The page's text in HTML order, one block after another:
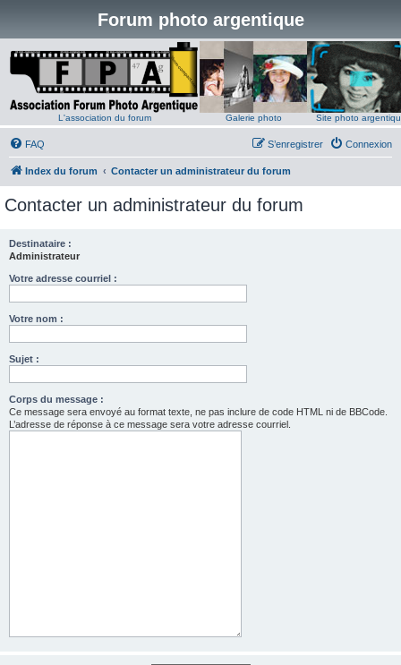
Forum photo argentique
L'association du forum Galerie photo Site photo
FAQ Connexion
S’enregistrer
Index du forum Contacter un administrateur du forum
Contacter un administrateur du forum
Destinataire :
Administrateur
Votre adresse courriel :
Votre nom :
Sujet :
Corps du message :
Ce message sera envoyé au format texte, ne pas inclure de code HTML ni de BBCode.
L’adresse de réponse à ce message sera votre adresse courriel.